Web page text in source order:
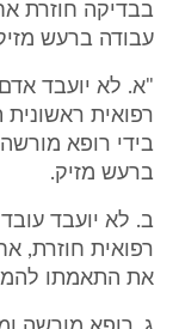
בבדיקה חוזרת
עבודה ברעש
"א. לא יועבד
רפואית
בידי רופא
ברעש מזיק.
ב. לא יועבד
רפואית חוזרת,
את התאמתו